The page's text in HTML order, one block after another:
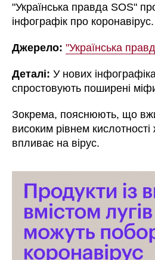
"Українська правда SOS"
інфографік про коронавірус.
Джерело: "Українська
Деталі: У нових
спростовують поширені
Зокрема, пояснюють, що
високим рівнем
впливає на вірус.